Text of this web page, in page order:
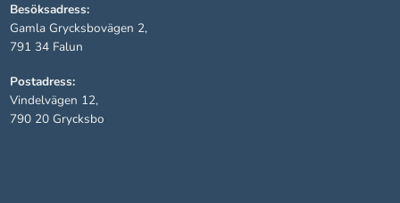
Besöksadress:
Gamla Grycksbovägen 2,
791 34 Falun
Postadress:
Vindelvägen 12,
790 20 Grycksbo
hemsidans
funktionalitet
och
baserat på
hur hemsidan
används.